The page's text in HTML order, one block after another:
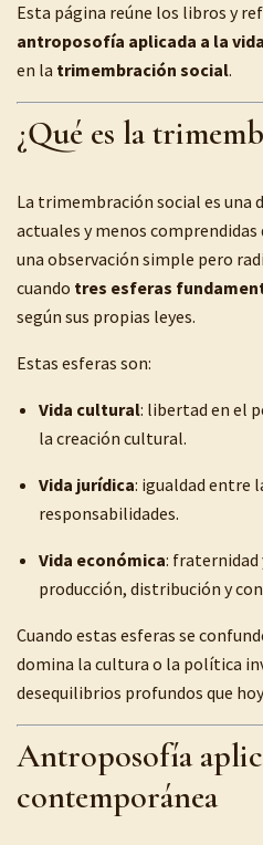
Esta página reúne los libros y
antroposofía aplicada a la
en la trimembración social.
¿Qué es la
La trimembración social es una
actuales y menos comprendidas
una observación simple pero
cuando tres esferas
según sus propias leyes.
Estas esferas son:
Vida cultural: libertad en el
la creación cultural.
Vida jurídica: igualdad entre
responsabilidades.
Vida económica: fraternidad
producción, distribución y
Cuando estas esferas se
domina la cultura o la política
desequilibrios profundos que
Antroposofía
contemporánea